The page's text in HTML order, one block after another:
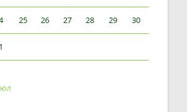
25 26 27 28 29 30